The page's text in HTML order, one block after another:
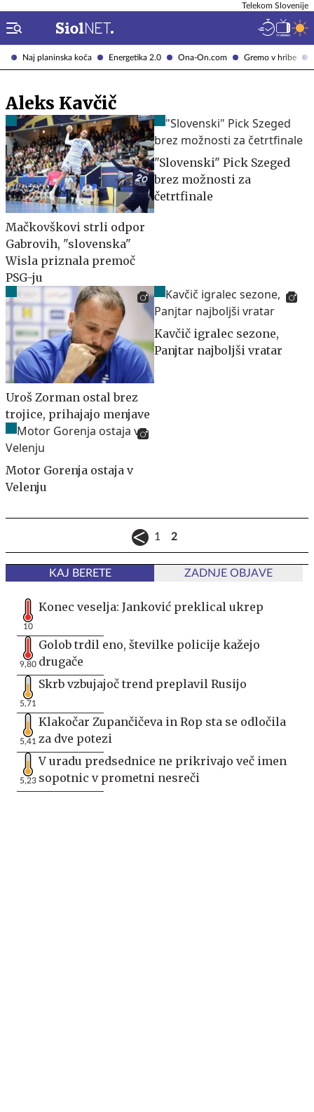
Naj planinska koča Energetika 2.0 Ona-On.com Gremo v hribe
Telekom Slovenije
Aleks Kavčič
Mačkovškovi strli odpor
Gabrovih, "slovenska"
Wisla priznala premoč
PSG-ju
"Slovenski" Pick Szeged
brez možnosti za
četrtfinale
Uroš Zorman ostal brez
trojice, prihajajo menjave
Kavčič igralec sezone,
Panjtar najboljši vratar
Motor Gorenja ostaja v
Velenju
1 2
KAJ BERETE ZADNJE OBJAVE
10
Konec veselja: Janković preklical ukrep
9,80
Golob trdil eno, številke policije kažejo
drugače
5,71
Skrb vzbujajoč trend preplavil Rusijo
5,41
Klakočar Zupančičeva in Rop sta se odločila
za dve potezi
5,23
V uradu predsednice ne prikrivajo več imen
sopotnic v prometni nesreči